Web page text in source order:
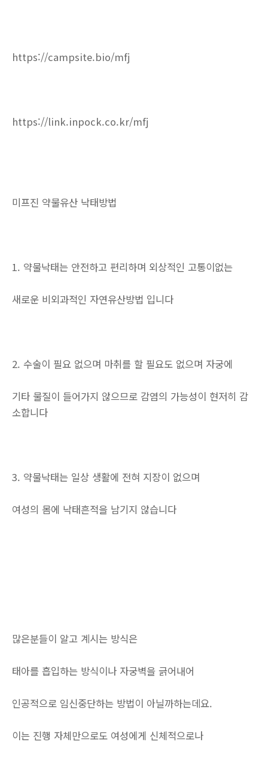
https://campsite.bio/mfj
https://link.inpock.co.kr/mfj
미프진 약물유산 낙태방법
1. 약물낙태는 안전하고 편리하며 외상적인 고통이없는
새로운 비외과적인 자연유산방법 입니다
2. 수술이 필요 없으며 마취를 할 필요도 없으며 자궁에
기타 물질이 들어가지 않으므로 감염의 가능성이 현저히 감
소합니다
3. 약물낙태는 일상 생활에 전혀 지장이 없으며
여성의 몸에 낙태흔적을 남기지 않습니다
많은분들이 알고 계시는 방식은
태아를 흡입하는 방식이나 자궁벽을 긁어내어
인공적으로 임신중단하는 방법이 아닐까하는데요.
이는 진행 자체만으로도 여성에게 신체적으로나